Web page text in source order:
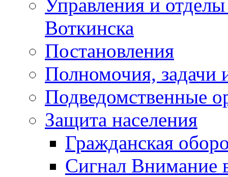
Управления и
Воткинска
Постановления
Полномочия, задачи
Подведомственные
Защита населения
Гражданская
Сигнал Внимание